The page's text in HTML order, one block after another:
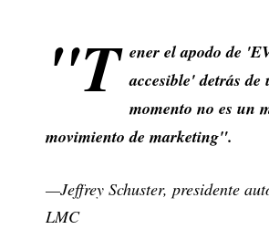
"T ener el apodo de
accesible' detrás de
momento no es un
movimiento de marketing".
—Jeffrey Schuster, presidente
LMC